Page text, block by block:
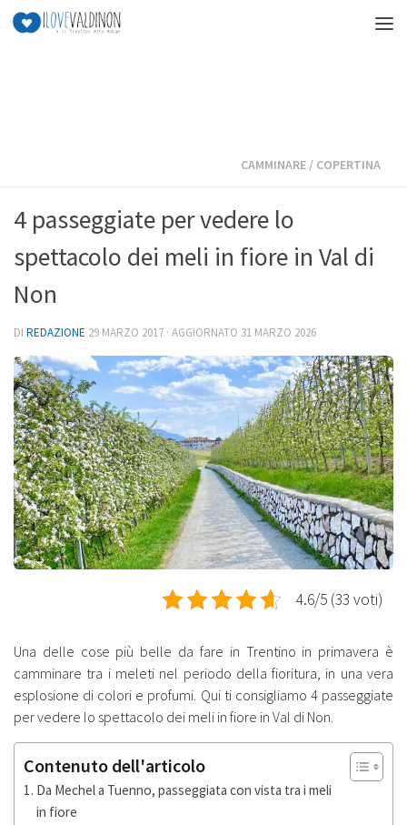
Salta al contenuto
CAMMINARE / COPERTINA
4 passeggiate per vedere lo
spettacolo dei meli in fiore in Val di
Non
DI REDAZIONE 29 MARZO 2017 · AGGIORNATO 31 MARZO 2026
4.6/5 (33 voti)
Una delle cose più belle da fare in Trentino in primavera è
camminare tra i meleti nel periodo della fioritura, in una vera
esplosione di colori e profumi. Qui ti consigliamo 4 passeggiate
per vedere lo spettacolo dei meli in fiore in Val di Non.
Contenuto dell'articolo
Da Mechel a Tuenno, passeggiata con vista tra i meli
in fiore